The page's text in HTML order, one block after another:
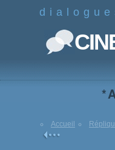
*
Accueil